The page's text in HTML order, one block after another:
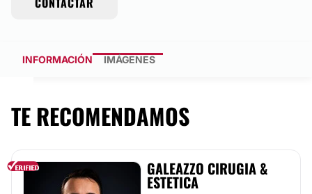
INFORMACIÓN IMÁGENES
TE RECOMENDAMOS
GALEAZZO CIRUGIA &
ESTETICA